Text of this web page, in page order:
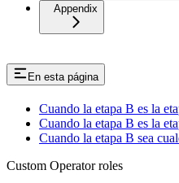
Appendix
En esta página
Cuando la etapa B es la
Cuando la etapa B es la
Cuando la etapa B sea
Custom Operator roles